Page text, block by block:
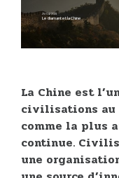
25/04/2021
Le diamant et la Chine
La Chine est
civilisations au
comme la plus
continue.
une